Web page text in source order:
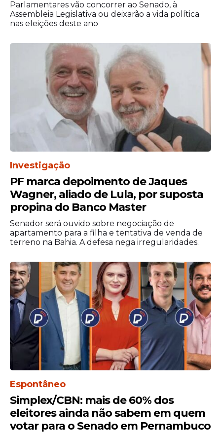
atendimento rápido, sigiloso e livre de
preconceitos.
De acordo com o Conanda, a medida
reforça a prioridade absoluta do interesse
da vítima, garantindo-lhe sigilo, autonomia
e o direito de ser ouvida sem sofrer novas
violências pelas instituições.
Além disso, define protocolos para a escuta
especializada e a notificação dos casos,
buscando evitar a revitimização no sistema
judicial e hospitalar.
O texto proíbe a violência institucional e
exige que os profissionais atuem de forma
humanizada, respeitando os direitos
reprodutivos e o desenvolvimento dos
jovens.
Também assegura que divergências
criança, garantindo assistência jurídica
gratuita para a proteção de seus direitos
fundamentais.
Agência Senado
Parlamentares vão concorrer ao Senado, à
Assembleia Legislativa ou deixarão a vida política
nas eleições deste ano
Investigação
PF marca depoimento de Jaques
Wagner, aliado de Lula, por suposta
propina do Banco Master
Senador será ouvido sobre negociação de
apartamento para a filha e tentativa de venda de
terreno na Bahia. A defesa nega irregularidades.
Espontâneo
Simplex/CBN: mais de 60% dos
eleitores ainda não sabem em quem
votar para o Senado em Pernambuco